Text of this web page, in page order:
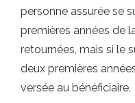
personne assurée se
premières années de
retournées, mais si le
deux premières
versée au bénéficiaire.